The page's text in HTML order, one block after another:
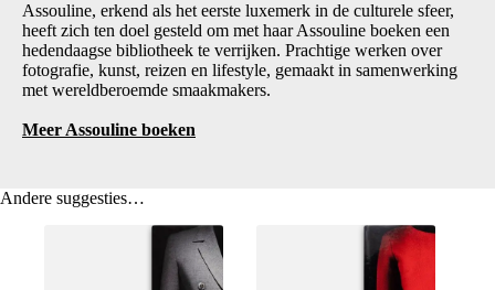
Assouline, erkend als het eerste luxemerk in de culturele sfeer,
heeft zich ten doel gesteld om met haar Assouline boeken een
hedendaagse bibliotheek te verrijken. Prachtige werken over
fotografie, kunst, reizen en lifestyle, gemaakt in samenwerking
met wereldberoemde smaakmakers.
Meer Assouline boeken
Andere suggesties…